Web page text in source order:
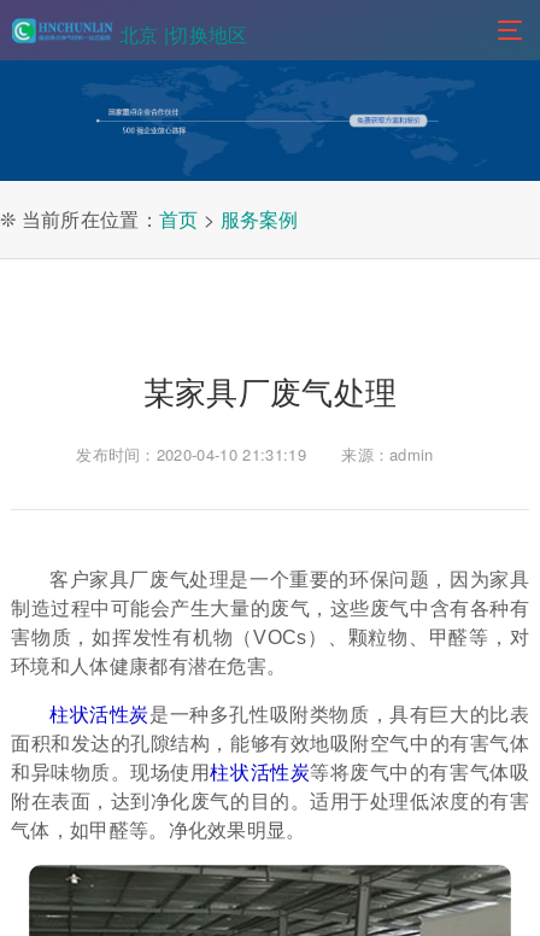
北京 |切换地区
❊ 当前所在位置： 首页 > 服务案例
某家具厂废气处理
发布时间：2020-04-10 21:31:19 来源：admin
客户家具厂废气处理是一个重要的环保问题，因为家具
制造过程中可能会产生大量的废气，这些废气中含有各种有
害物质，如挥发性有机物（VOCs）、颗粒物、甲醛等，对
环境和人体健康都有潜在危害。
柱状活性炭是一种多孔性吸附类物质，具有巨大的比表
面积和发达的孔隙结构，能够有效地吸附空气中的有害气体
和异味物质。现场使用柱状活性炭等将废气中的有害气体吸
附在表面，达到净化废气的目的。适用于处理低浓度的有害
气体，如甲醛等。净化效果明显。